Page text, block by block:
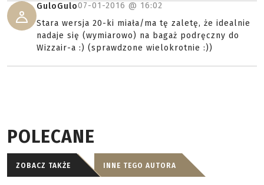
GuloGulo07-01-2016 @ 16:02
Stara wersja 20-ki miała/ma tę zaletę, że idealnie
nadaje się (wymiarowo) na bagaż podręczny do
Wizzair-a :) (sprawdzone wielokrotnie :))
POLECANE
ZOBACZ TAKŻE INNE TEGO AUTORA